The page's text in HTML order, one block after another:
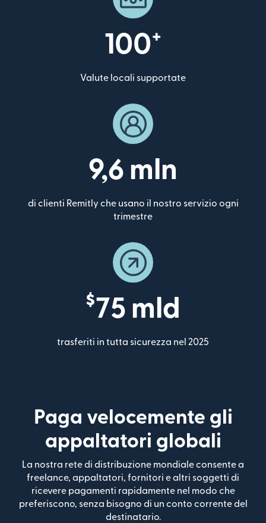
100+
Valute locali supportate
9,6 mln
di clienti Remitly che usano il nostro servizio ogni
trimestre
$75 mld
trasferiti in tutta sicurezza nel 2025
Paga velocemente gli
appaltatori globali
La nostra rete di distribuzione mondiale consente a
freelance, appaltatori, fornitori e altri soggetti di
ricevere pagamenti rapidamente nel modo che
preferiscono, senza bisogno di un conto corrente del
destinatario.